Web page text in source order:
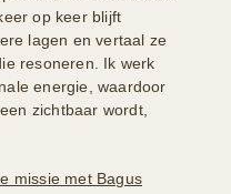
op keer blijft
lagen en vertaal ze
resoneren. Ik werk
energie, waardoor
zichtbaar wordt,
missie met Bagus